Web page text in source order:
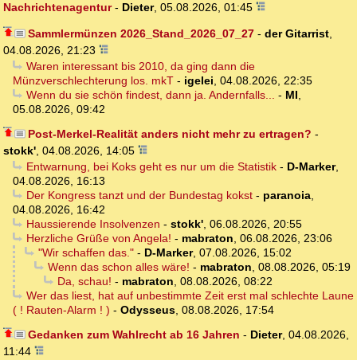
Nachrichtenagentur- Dieter, 05.08.2026, 01:45
Sammlermünzen 2026_Stand_2026_07_27- der Gitarrist,
04.08.2026, 21:23
Waren interessant bis 2010, da ging dann die
Münzverschlechterung los. mkT - igelei, 04.08.2026, 22:35
Wenn du sie schön findest, dann ja. Andernfalls... - MI,
05.08.2026, 09:42
Post-Merkel-Realität anders nicht mehr zu ertragen? -
stokk', 04.08.2026, 14:05
Entwarnung, bei Koks geht es nur um die Statistik- D-Marker,
04.08.2026, 16:13
Der Kongress tanzt und der Bundestag kokst- paranoia,
04.08.2026, 16:42
Haussierende Insolvenzen - stokk', 06.08.2026, 20:55
Herzliche Grüße von Angela! - mabraton, 06.08.2026, 23:06
"Wir schaffen das."- D-Marker, 07.08.2026, 15:02
Wenn das schon alles wäre! - mabraton, 08.08.2026, 05:19
Da, schau! - mabraton, 08.08.2026, 08:22
Wer das liest, hat auf unbestimmte Zeit erst mal schlechte Laune
( ! Rauten-Alarm ! ) - Odysseus, 08.08.2026, 17:54
Gedanken zum Wahlrecht ab 16 Jahren - Dieter, 04.08.2026,
11:44